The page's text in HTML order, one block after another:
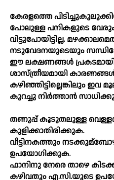
കേരളത്തെ
പോലുള്ള പനികളുടെ
വിട്ടുപോയിട്ടില്ല.
നടുവേദനയുടെയും
ഈ ലക്ഷണങ്ങള്‍
ശാസ്‌ത്രീയമായി
കഴിഞ്ഞിട്ടില്ലെങ്കിലും ഇവ
കുറച്ചു നിര്‍ത്താന്‍
തണുപ്പ്‌ കൂടുതലുള്ള
കുളിക്കാതിരിക്കുക.
വീട്ടിനകത്തും
ഉപയോഗിക്കുക.
ഫാനിനു നേരെ താഴെ
കഴിവതും എ.സി.യുടെ